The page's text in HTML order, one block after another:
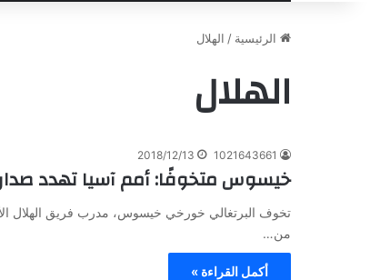
الرئيسية / الهلال
الهلال
1021643661
2018/12/13
خيسوس متخوفًا: أمم آسيا تهدد
تخوف البرتغالي خورخي خيسوس، مدرب فريق الهلال
من…
أكمل القراءة »